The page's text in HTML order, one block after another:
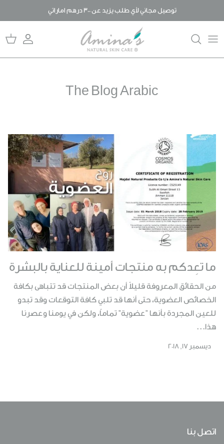
الى
المحتوى
توصيل مجاني لأي طلب يزيد عن 300 درهم اماراتي
المنتجات
قصتنا
المدونة
The Blog Arabic
ما تعِدكم به منتجات أمينة للعناية بالبشرة
من الحقائق المعروفة قليلاً أن بعض المنتجات قد تتباهى بكافة
الخصائص العضوية، حتى أنها قد تلبي كافة التوقعات وقد تبدو
للعين المجردة بأنها "عضوية" تماماً، ولكن في يومنا وعصرنا
هذا...
ديسمبر 17, 2018
اتصل بنا